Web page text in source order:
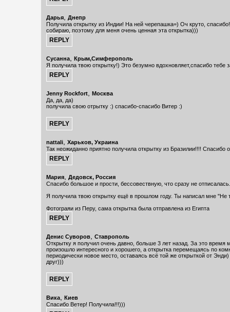
Дарья, Днепр
Получила открытку из Индии! На ней черепашка=) Оч круто,
собираю, поэтому для меня очень ценная эта открытка)))
Сусанна, Крым,Симферополь
Я получила твою открытку!) Это безумно вдохновляет,спасибо тебе
Jenny Rockfort, Москва
Да, да, да)
получила свою отрытку :) спасибо-спасибо Витер :)
nattali, Харьков, Украина
Так неожиданно приятно получила открытку из Бразилии!!!! Спасибо
Мария, Дедовск, Россия
Спасибо большое и прости, бессовествную, что сразу не отписалась.
Я получила твою открытку ещё в прошлом году. Ты написал мне "Не
Фотограяи из Перу, сама открытка была отправлена из Египта
Денис Суворов, Ставрополь
Открытку я получил очень давно, больше 3 лет назад. За это время
произошло интересного и хорошего, а открытка перемещаясь по
периодически новое место, оставаясь всё той же открыткой от
друг)))
Вика, Киев
Спасибо Ветер! Получила!!!)))